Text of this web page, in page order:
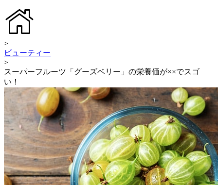
>
ビューティー
>
スーパーフルーツ「グーズベリー」の栄養価が××でスゴ
い！